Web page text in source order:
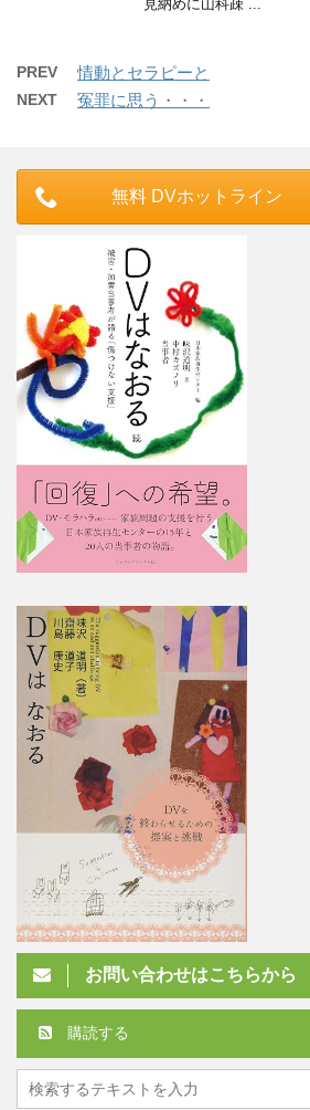
見納めに山科疎 ...
PREV 情動とセラピーと
NEXT 冤罪に思う・・・
無料 DVホットライン
お問い合わせはこちらから
購読する